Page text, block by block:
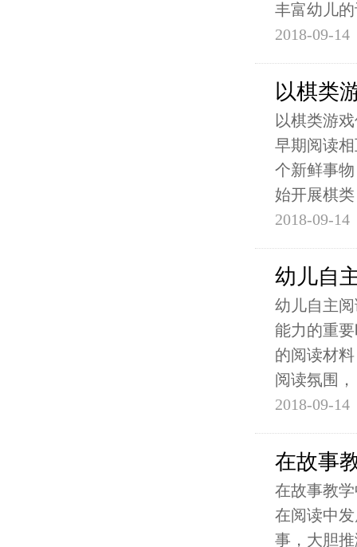
丰富幼儿
2018-09-14
以棋类
以棋类游
早期阅读
个新鲜事
始开展棋类
2018-09-14
幼儿自
幼儿自主
能力的重
的阅读材
阅读氛围，
2018-09-14
在故事
在故事教
在阅读中
事，大胆